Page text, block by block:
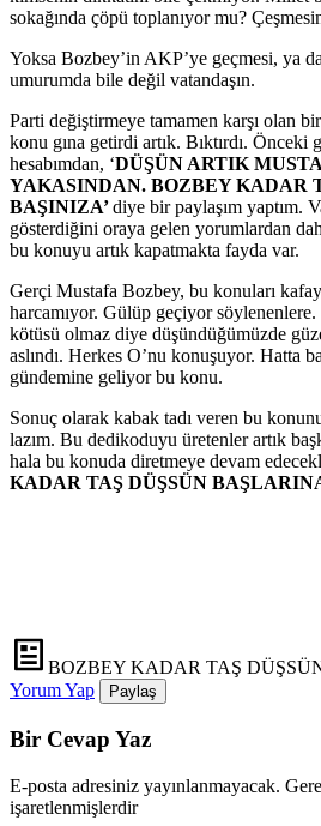
sokağında çöpü toplanıyor mu?
Yoksa Bozbey’in AKP’ye geçmesi, ya
umurumda bile değil vatandaşın.
Parti değiştirmeye tamamen karşı olan
konu gına getirdi artık. Bıktırdı. Önceki
hesabımdan, ‘DÜŞÜN ARTIK
YAKASINDAN. BOZBEY KADAR
BAŞINIZA’diye bir paylaşım yaptım.
gösterdiğini oraya gelen yorumlardan
bu konuyu artık kapatmakta fayda var.
Gerçi Mustafa Bozbey, bu konuları
harcamıyor. Gülüp geçiyor
kötüsü olmaz diye düşündüğümüzde
aslındı. Herkes O’nu konuşuyor. Hatta
gündemine geliyor bu konu.
Sonuç olarak kabak tadı veren bu
lazım. Bu dedikoduyu üretenler artık
hala bu konuda diretmeye devam
KADAR TAŞ DÜŞSÜN
BOZBEY KADAR TAŞ
Yorum Yap
Paylaş
Bir Cevap Yaz
E-posta adresiniz yayınlanmayacak.
işaretlenmişlerdir